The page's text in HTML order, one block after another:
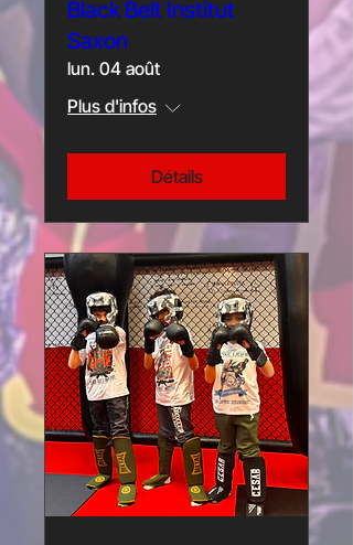
Black Belt Institut
Saxon
lun. 04 août
Plus d'infos
Détails